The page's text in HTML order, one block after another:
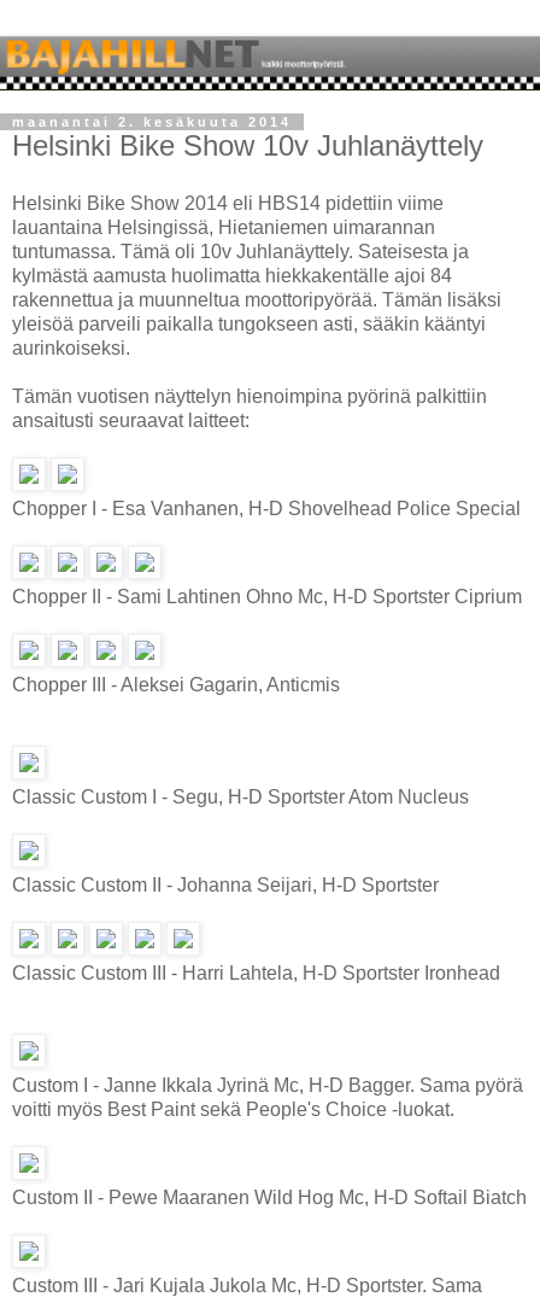
maanantai 2. kesäkuuta 2014
Helsinki Bike Show 10v Juhlanäyttely
Helsinki Bike Show 2014 eli HBS14 pidettiin viime
lauantaina Helsingissä, Hietaniemen uimarannan
tuntumassa. Tämä oli 10v Juhlanäyttely. Sateisesta ja
kylmästä aamusta huolimatta hiekkakentälle ajoi 84
rakennettua ja muunneltua moottoripyörää. Tämän lisäksi
yleisöä parveili paikalla tungokseen asti, sääkin kääntyi
aurinkoiseksi.
Tämän vuotisen näyttelyn hienoimpina pyörinä palkittiin
ansaitusti seuraavat laitteet:
Chopper I - Esa Vanhanen, H-D Shovelhead Police Special
Chopper II - Sami Lahtinen Ohno Mc, H-D Sportster Ciprium
Chopper III - Aleksei Gagarin, Anticmis
Classic Custom I - Segu, H-D Sportster Atom Nucleus
Classic Custom II - Johanna Seijari, H-D Sportster
Classic Custom III - Harri Lahtela, H-D Sportster Ironhead
Custom I - Janne Ikkala Jyrinä Mc, H-D Bagger. Sama pyörä
voitti myös Best Paint sekä People's Choice -luokat.
Custom II - Pewe Maaranen Wild Hog Mc, H-D Softail Biatch
Custom III - Jari Kujala Jukola Mc, H-D Sportster. Sama